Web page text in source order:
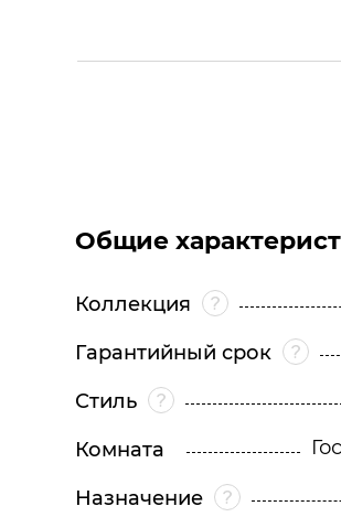
Общие
Коллекция
Гарантийный срок
Стиль
Комната
Назначение